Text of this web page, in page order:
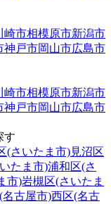
崎市相模原市新潟市
神戸市岡山市広島市
崎市相模原市新潟市
神戸市岡山市広島市
す
(さいたま市)見沼区
たま市)浦和区(さ
市)岩槻区(さいたま
名古屋市)西区(名古